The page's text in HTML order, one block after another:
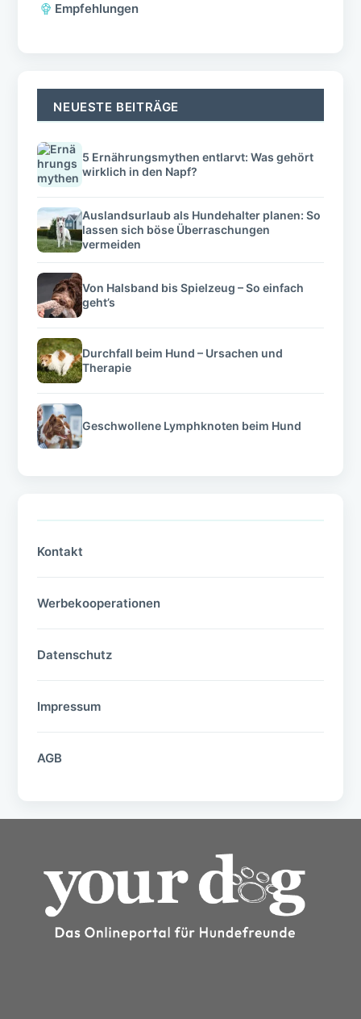
Empfehlungen
NEUESTE BEITRÄGE
5 Ernährungsmythen entlarvt: Was gehört
wirklich in den Napf?
Auslandsurlaub als Hundehalter planen: So
lassen sich böse Überraschungen
vermeiden
Von Halsband bis Spielzeug – So einfach
geht’s
Durchfall beim Hund – Ursachen und
Therapie
Geschwollene Lymphknoten beim Hund
Kontakt
Werbekooperationen
Datenschutz
Impressum
AGB